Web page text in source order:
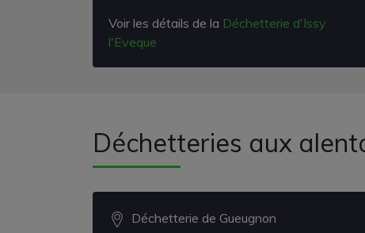
Voir les détails de la Déchetterie d'Issy
l'Eveque
Déchetteries aux
Déchetterie de Gueugnon